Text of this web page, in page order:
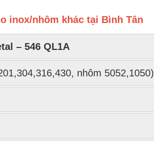
inox/nhôm khác tại Bình Tân
– 546 QL1A
nhôm 5052,1050)